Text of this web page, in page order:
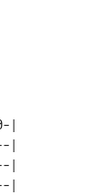
|
|
|
|